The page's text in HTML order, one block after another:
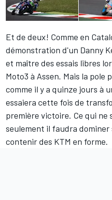
Et de deux! Comme en
démonstration d'un Danny
et maître des essais libres
Moto3 à Assen. Mais la pole
comme il y a quinze jours à
essaiera cette fois de
première victoire. Ce qui ne
seulement il faudra dominer
contenir des KTM en forme.